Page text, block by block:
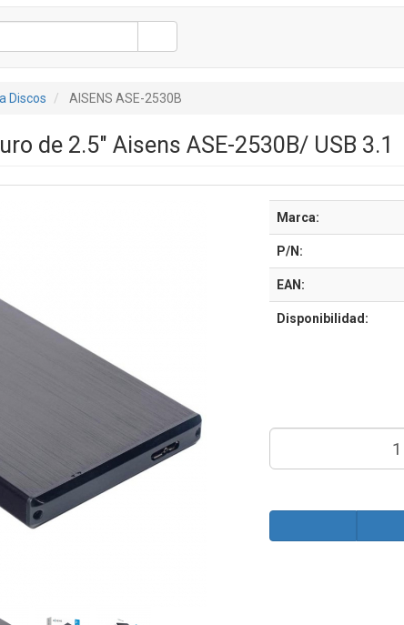
Discos AISENS ASE-2530B
de 2.5" Aisens ASE-2530B/ USB 3.1
Marca:
P/N:
EAN:
Disponibilidad: